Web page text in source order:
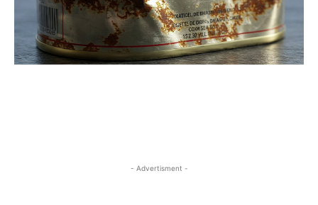
- Advertisment -